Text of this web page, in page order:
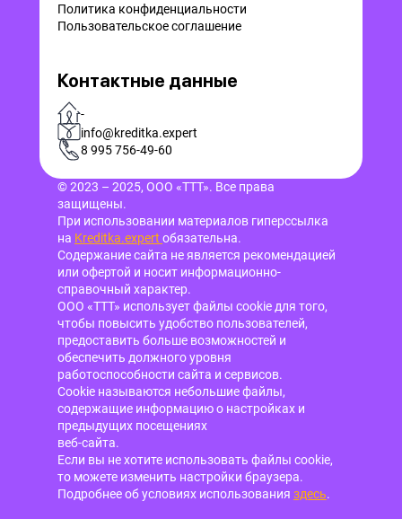
Политика конфиденциальности
Пользовательское соглашение
Контактные данные
-
info@kreditka.expert
8 995 756-49-60
© 2023 – 2025, ООО «ТТТ». Все права
защищены.
При использовании материалов гиперссылка
на Kreditka.expert обязательна.
Содержание сайта не является рекомендацией
или офертой и носит информационно-
справочный характер.
ООО «ТТТ» использует файлы cookie для того,
чтобы повысить удобство пользователей,
предоставить больше возможностей и
обеспечить должного уровня
работоспособности сайта и сервисов.
Cookie называются небольшие файлы,
содержащие информацию о настройках и
предыдущих посещениях
веб-сайта.
Если вы не хотите использовать файлы cookie,
то можете изменить настройки браузера.
Подробнее об условиях использования здесь.